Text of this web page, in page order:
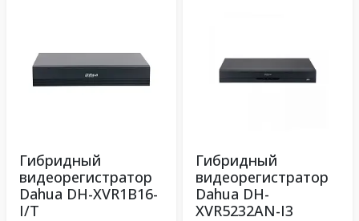
Гибридный
видеорегистратор
Dahua DH-XVR1B16-
I/T
Гибридный
видеорегистратор
Dahua DH-
XVR5232AN-I3